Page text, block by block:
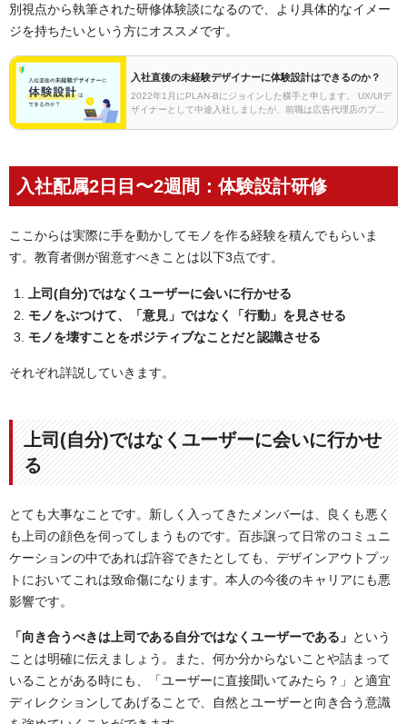
別視点から執筆された研修体験談になるので、より具体的なイメー
ジを持ちたいという方にオススメです。
入社直後の未経験デザイナーに体験設計はできるのか？
2022年1月にPLAN-Bにジョインした横手と申します。 UX/UIデ
ザイナーとして中途入社しましたが、前職は広告代理店のプラ
入社配属2日目〜2週間：体験設計研修
ここからは実際に手を動かしてモノを作る経験を積んでもらいま
す。教育者側が留意すべきことは以下3点です。
上司(自分)ではなくユーザーに会いに行かせる
モノをぶつけて、「意見」ではなく「行動」を見させる
モノを壊すことをポジティブなことだと認識させる
それぞれ詳説していきます。
上司(自分)ではなくユーザーに会いに行かせ
る
とても大事なことです。新しく入ってきたメンバーは、良くも悪く
も上司の顔色を伺ってしまうものです。百歩譲って日常のコミュニ
ケーションの中であれば許容できたとしても、デザインアウトプッ
トにおいてこれは致命傷になります。本人の今後のキャリアにも悪
影響です。
「向き合うべきは上司である自分ではなくユーザーである」 という
ことは明確に伝えましょう。また、何か分からないことや詰まって
いることがある時にも、「ユーザーに直接聞いてみたら？」と適宜
ディレクションしてあげることで、自然とユーザーと向き合う意識